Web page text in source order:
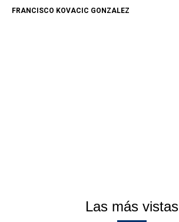
FRANCISCO KOVACIC GONZALEZ
Las más vistas